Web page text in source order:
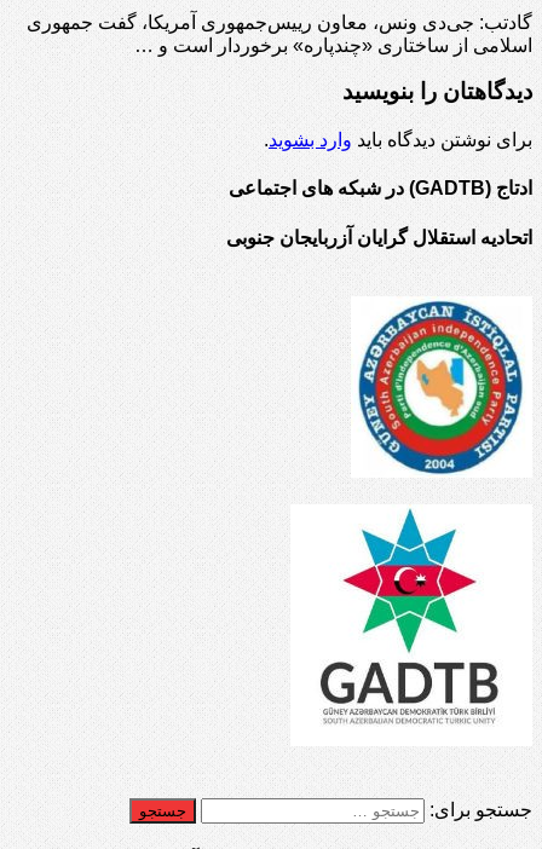
گادتب: جی‌دی ونس، معاون رییس‌جمهوری آمریکا، گفت جمهوری
اسلامی از ساختاری «چندپاره» برخوردار است و …
دیدگاهتان را بنویسید
برای نوشتن دیدگاه باید وارد بشوید.
ادتاج (GADTB) در شبکه های اجتماعی
اتحادیه استقلال گرایان آزربایجان جنوبی
جستجو برای: